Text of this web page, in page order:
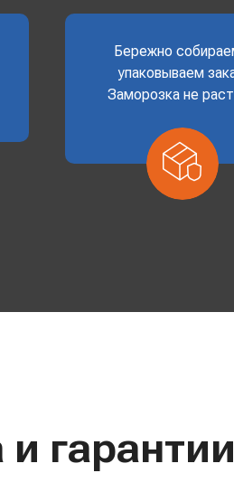
Бережно
упаковываем
Заморозка не
гарантии